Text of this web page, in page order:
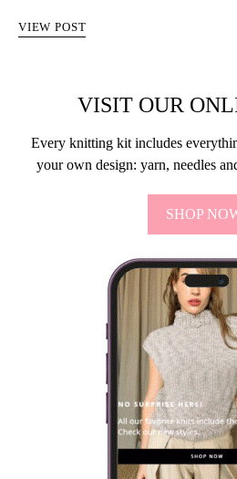
VIEW POST
VISIT OUR
Every knitting kit includes
your own design: yarn, needles
SHOP